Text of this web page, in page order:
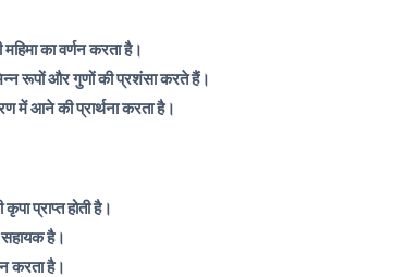
का वर्णन करता है।
रूपों और गुणों की प्रशंसा करते हैं।
में आने की प्रार्थना करता है।
प्राप्त होती है।
सहायक है।
करता है।